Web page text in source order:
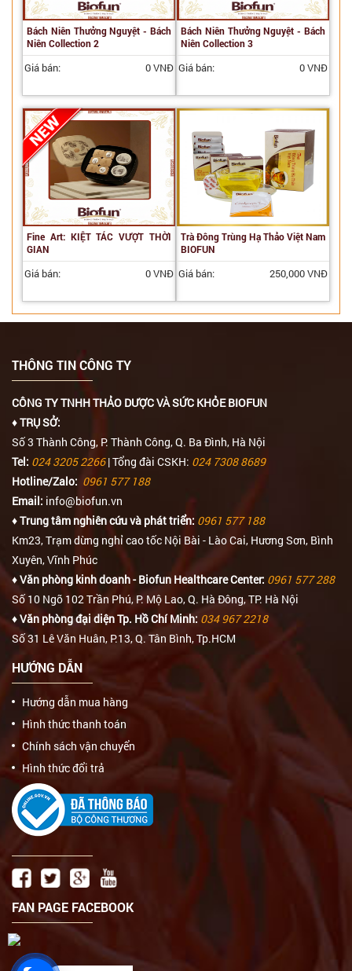
Bách Niên Thưởng Nguyệt - Bách
Niên Collection 2
Giá bán: 0 VNĐ
Bách Niên Thưởng Nguyệt - Bách
Niên Collection 3
Giá bán: 0 VNĐ
Fine Art: KIỆT TÁC VƯỢT THỜI
GIAN
Giá bán: 0 VNĐ
Trà Đông Trùng Hạ Thảo Việt Nam
BIOFUN
Giá bán: 250,000 VNĐ
THÔNG TIN CÔNG TY
CÔNG TY TNHH THẢO DƯỢC VÀ SỨC KHỎE BIOFUN
♦ TRỤ SỞ:
Số 3 Thành Công, P. Thành Công, Q. Ba Đình, Hà Nội
Tel: 024 3205 2266| Tổng đài CSKH: 024 7308 8689
Hotline/Zalo: 0961 577 188
Email: info@biofun.vn
♦ Trung tâm nghiên cứu và phát triển: 0961 577 188
Km23, Trạm dừng nghỉ cao tốc Nội Bài - Lào Cai, Hương Sơn, Bình
Xuyên, Vĩnh Phúc
♦ Văn phòng kinh doanh - Biofun Healthcare Center: 0961 577 288
Số 10 Ngõ 102 Trần Phú, P. Mộ Lao, Q. Hà Đông, TP. Hà Nội
♦ Văn phòng đại diện Tp. Hồ Chí Minh: 034 967 2218
Số 31 Lê Văn Huân, P.13, Q. Tân Bình, Tp.HCM
HƯỚNG DẪN
Hướng dẫn mua hàng
Hình thức thanh toán
Chính sách vận chuyển
Hình thức đổi trả
FAN PAGE FACEBOOK